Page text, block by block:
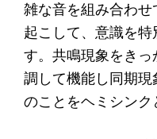
雑な音を組み合わせ
起こして、意識を特
す。共鳴現象をきっ
調して機能し同期
のことをヘミシンク